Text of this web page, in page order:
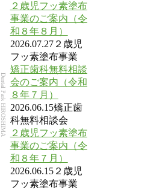
Dental Park HIROSHIMA
２歳児フッ素塗布
事業のご案内（令
和８年８月）
2026.07.27２歳児
フッ素塗布事業
矯正歯科無料相談
会のご案内（令和
８年７月）
2026.06.15矯正歯
科無料相談会
２歳児フッ素塗布
事業のご案内（令
和８年７月）
2026.06.15２歳児
フッ素塗布事業